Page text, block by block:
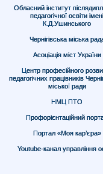
Обласний інститут
педагогічної освіти імені
К.Д.Ушинського
Чернігівська міська
Асоціація міст України
Центр професійного
педагогічних працівників
міської ради
НМЦ ПТО
Профорієнтаційний
Портал «Моя кар’єра»
Youtube-канал управління